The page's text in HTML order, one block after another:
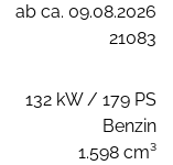
ab ca. 09.08.2026
21083
132 kW / 179 PS
Benzin
1.598 cm³